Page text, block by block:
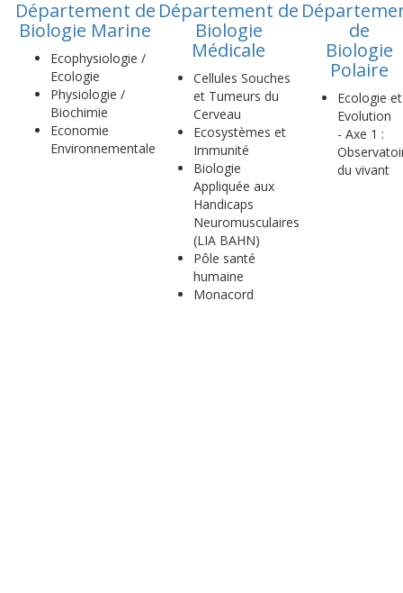
Département de
Biologie Marine
Ecophysiologie /
Ecologie
Physiologie /
Biochimie
Economie
Environnementale
Département de
Biologie
Médicale
Cellules Souches
et Tumeurs du
Cerveau
Ecosystèmes et
Immunité
Biologie
Appliquée aux
Handicaps
Neuromusculaires
(LIA BAHN)
Pôle santé
humaine
Monacord
de
Biologie
Polaire
Ecologie et
Evolution
- Axe 1 :
du vivant